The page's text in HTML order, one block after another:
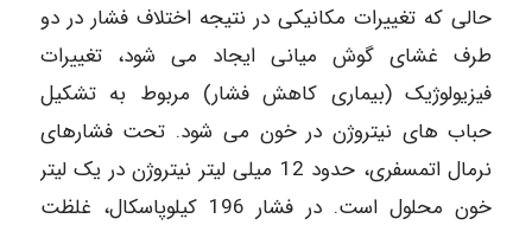
حالی که تغییرات مکانیکی در نتیجه اختلاف فشار در دو
طرف غشای گوش میانی ایجاد می شود، تغییرات
فیزیولوژیک (بیماری کاهش فشار) مربوط به تشکیل
حباب های نیتروژن در خون می شود. تحت فشارهای
نرمال اتمسفری، حدود 12 میلی لیتر نیتروژن در یک لیتر
خون محلول است. در فشار 196 کیلوپاسکال، غلظت